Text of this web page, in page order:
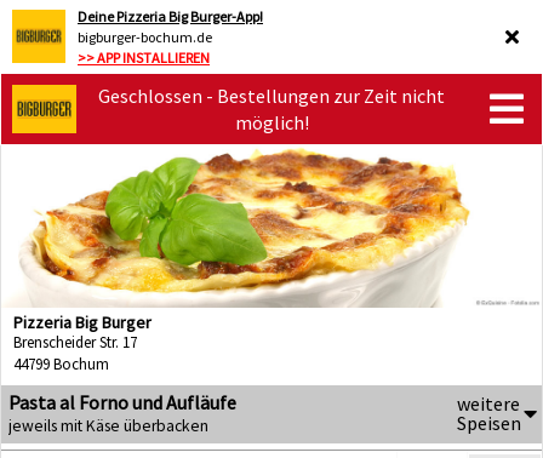
Deine Pizzeria Big Burger-App!
bigburger-bochum.de
>> APP INSTALLIEREN
Geschlossen - Bestellungen zur Zeit nicht
möglich!
Pizzeria Big Burger
Brenscheider Str. 17
44799 Bochum
Pasta al Forno und Aufläufe
jeweils mit Käse überbacken
weitere
Speisen